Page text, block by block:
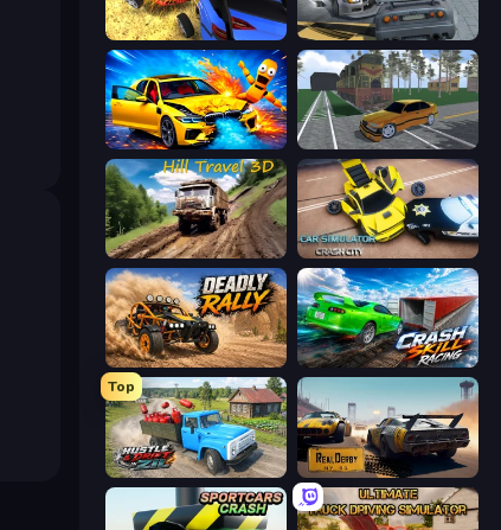
Car Crash Simulator Royale RCC City Racing
BMG: Ragdoll Playground Obby: Car Crash Sandbox
Hill Travel 3D Car Simulator: Crash City
Deadly Rally Crash Skill Racing
Top
Hustle & Drift in ZIL RealDerby - Crash Day